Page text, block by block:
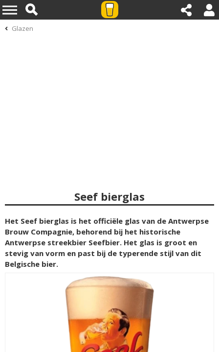
Glazen
Seef bierglas
Het Seef bierglas is het officiële glas van de Antwerpse
Brouw Compagnie, behorend bij het historische
Antwerpse streekbier Seefbier. Het glas is groot en
stevig van vorm en past bij de typerende stijl van dit
Belgische bier.